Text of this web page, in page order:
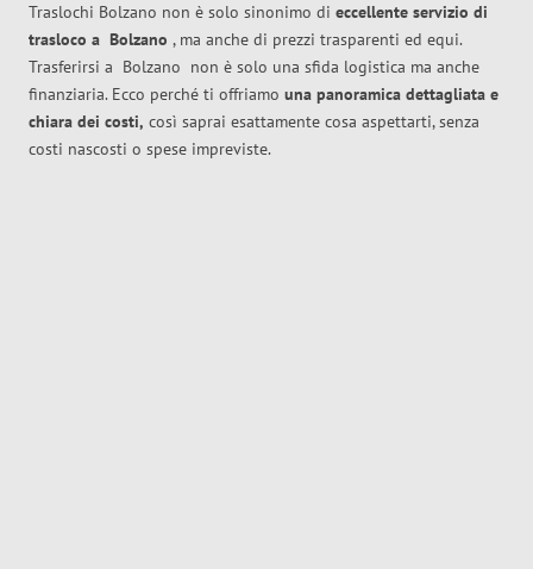
Traslochi Bolzano non è solo sinonimo di eccellente servizio di
trasloco a Bolzano , ma anche di prezzi trasparenti ed equi.
Trasferirsi a Bolzano non è solo una sfida logistica ma anche
finanziaria. Ecco perché ti offriamo una panoramica dettagliata e
chiara dei costi, così saprai esattamente cosa aspettarti, senza
costi nascosti o spese impreviste.